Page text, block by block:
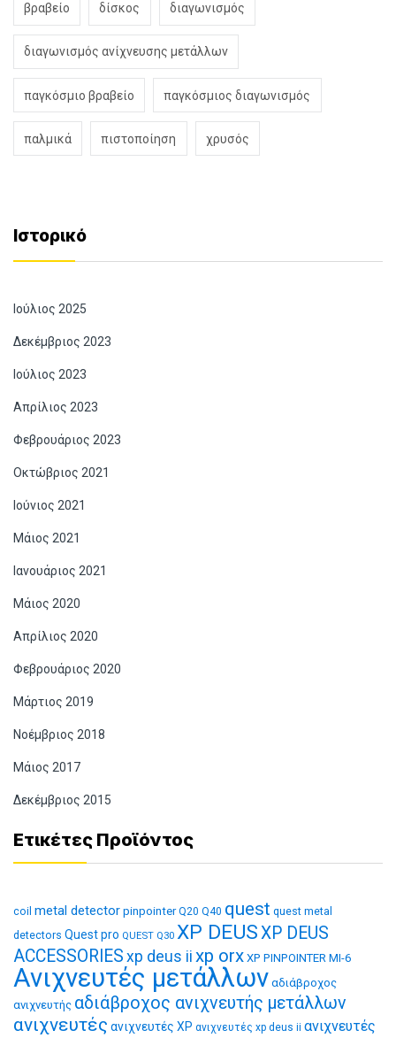
βραβείο δίσκος διαγωνισμός
διαγωνισμός ανίχνευσης μετάλλων
παγκόσμιο βραβείο παγκόσμιος διαγωνισμός
παλμικά πιστοποίηση χρυσός
Ιστορικό
Ιούλιος 2025
Δεκέμβριος 2023
Ιούλιος 2023
Απρίλιος 2023
Φεβρουάριος 2023
Οκτώβριος 2021
Ιούνιος 2021
Μάιος 2021
Ιανουάριος 2021
Μάιος 2020
Απρίλιος 2020
Φεβρουάριος 2020
Μάρτιος 2019
Νοέμβριος 2018
Μάιος 2017
Δεκέμβριος 2015
Ετικέτες Προϊόντος
coil metal detector pinpointer Q20 Q40 quest quest metal
detectors Quest pro QUEST Q30 XP DEUSXP DEUS
ACCESSORIES xp deus ii xp orx XP PINPOINTER MI-6
Ανιχνευτές μετάλλων αδιάβροχος
ανιχνευτής αδιάβροχος ανιχνευτής μετάλλων
ανιχνευτές ανιχνευτές XP ανιχνευτές xp deus ii ανιχνευτές